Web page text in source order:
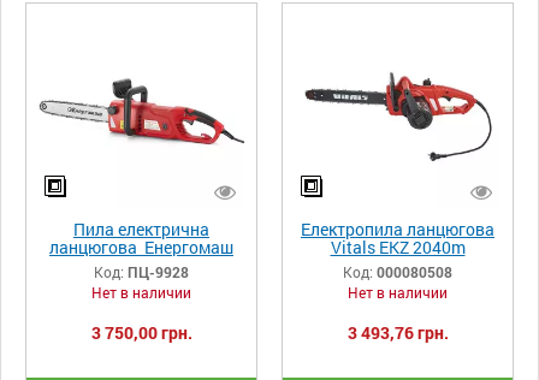
Пила електрична
ланцюгова Енергомаш
ПЦ-9928 2800 Вт
Код: ПЦ-9928
Нет в наличии
3 750,00 грн.
Електропила ланцюгова
Vitals EKZ 2040m
Код: 000080508
Нет в наличии
3 493,76 грн.